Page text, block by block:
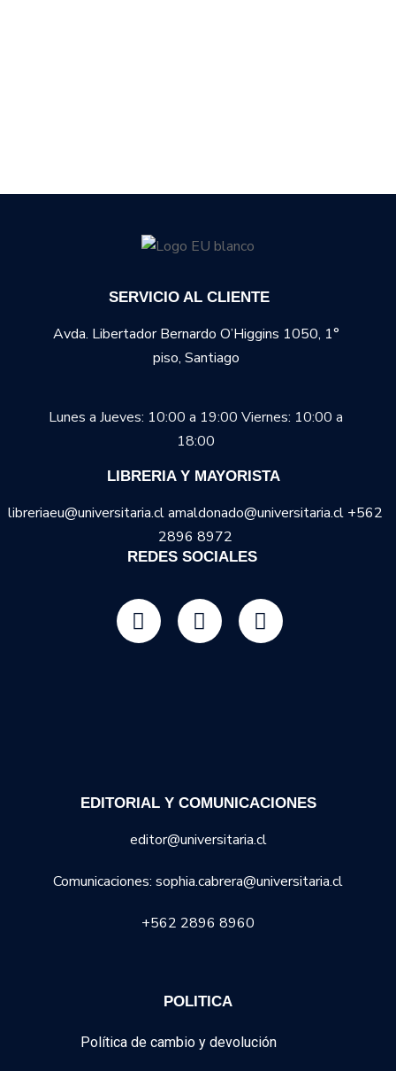
SERVICIO AL CLIENTE
Avda. Libertador Bernardo O’Higgins 1050, 1°
piso, Santiago
Lunes a Jueves: 10:00 a 19:00 Viernes: 10:00 a
18:00
LIBRERIA Y MAYORISTA
libreriaeu@universitaria.cl amaldonado@universitaria.cl +562
2896 8972
REDES SOCIALES
EDITORIAL Y COMUNICACIONES
editor@universitaria.cl
Comunicaciones: sophia.cabrera@universitaria.cl
+562 2896 8960
POLITICA
Política de cambio y devolución